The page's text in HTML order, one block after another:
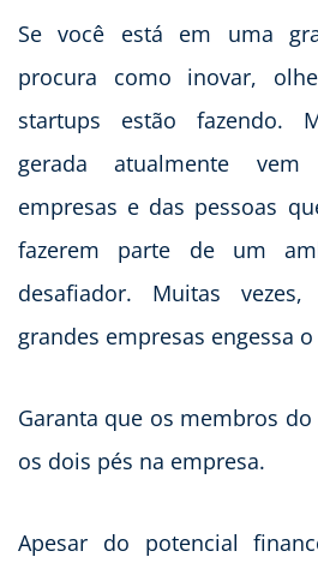
Se você está em uma
procura como inovar,
startups estão fazendo.
gerada atualmente vem
empresas e das pessoas
fazerem parte de um
desafiador. Muitas
grandes empresas engessa
Garanta que os membros
os dois pés na empresa.
Apesar do potencial